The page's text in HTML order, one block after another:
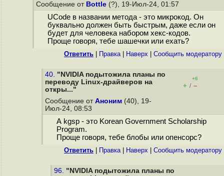
Сообщение от Bottle (?), 19-Июл-24, 01:57
UCode в названии метода - это микрокод. Он
буквально должен быть быстрым, даже если он
будет для человека набором хекс-кодов.
Проще говоря, тебе шашечки или ехать?
Ответить Правка| Наверх Cообщить модератору
40. "NVIDIA подытожила планы по
переводу Linux-драйверов на
откры..."
+6
+ / –
Сообщение от Аноним (40), 19-
Июл-24, 08:53
А kgsp - это Korean Government Scholarship
Program.
Проще говоря, тебе блобы или опенсорс?
Ответить Правка| Наверх Cообщить модератору
96. "NVIDIA подытожила планы по